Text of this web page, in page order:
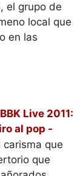
el grupo de
local que
en las
que
que